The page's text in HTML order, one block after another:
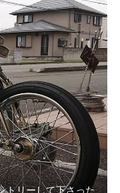
トリーして下さった